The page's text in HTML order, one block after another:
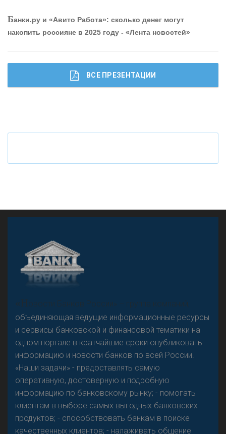
КОНТАКТЫ
Банки.ру и «Авито Работа»: сколько денег могут
накопить россияне в 2025 году - «Лента новостей»
ВСЕ ПРЕЗЕНТАЦИИ
«Н
овости Банков России» – группа компаний,
объединяющая ведущие информационные ресурсы
и сервисы банковской и финансовой тематики на
одном портале в кратчайшие сроки опубликовать
информацию и новости банков по всей России.
«Наши задачи» - предоставлять самую
оперативную, достоверную и подробную
информацию по банковскому рынку; - помогать
клиентам в выборе самых выгодных банковских
продуктов; - способствовать банкам в поиске
качественных клиентов; - налаживать общение